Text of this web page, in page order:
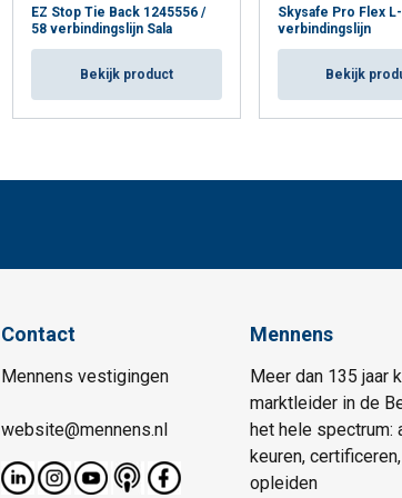
EZ Stop Tie Back 1245556 /
58 verbindingslijn Sala
Bekijk product
Skysafe Pro Flex
verbindingslijn
Bekijk
Contact
Mennens vestigingen
website@mennens.nl
Mennens
Meer dan 135 jaar
marktleider in de
het hele spectrum:
keuren,
opleiden